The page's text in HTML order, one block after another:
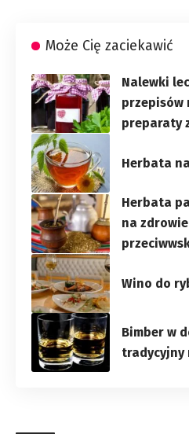
Może Cię zaciekawić
Nalewki
przepisów
preparaty
Herbata
Herbata
na
Wino do
Bimber w
tradycyjny